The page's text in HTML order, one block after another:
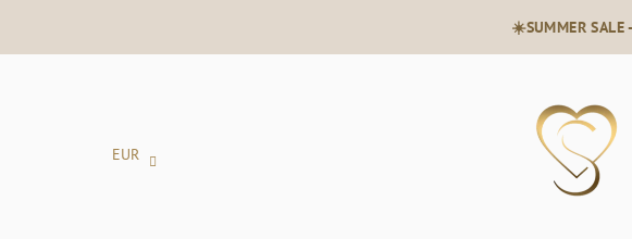
☀️SUMMER SALE
EUR